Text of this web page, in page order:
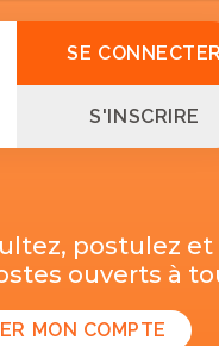
SE CONNECTER
S'INSCRIRE
postulez
ouverts à
MON COMPTE